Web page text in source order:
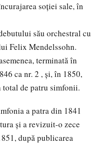
soției sale, în
său orchestral cu
Felix Mendelssohn.
terminată în
canr. 2 , și, în 1850,
total de patru simfonii.
a patra din 1841
și a revizuit-o zece
după publicarea